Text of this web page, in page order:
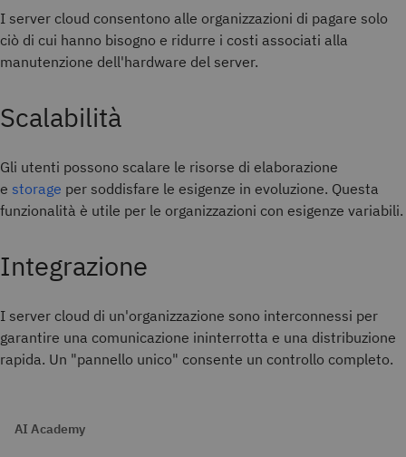
I server cloud consentono alle organizzazioni di pagare solo
ciò di cui hanno bisogno e ridurre i costi associati alla
manutenzione dell'hardware del server.
Scalabilità
Gli utenti possono scalare le risorse di elaborazione
e storage per soddisfare le esigenze in evoluzione. Questa
funzionalità è utile per le organizzazioni con esigenze variabili.
Integrazione
I server cloud di un'organizzazione sono interconnessi per
garantire una comunicazione ininterrotta e una distribuzione
rapida. Un "pannello unico" consente un controllo completo.
AI Academy